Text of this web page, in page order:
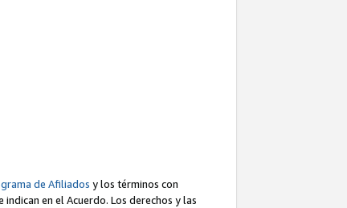
de Afiliados y los términos con
en el Acuerdo. Los derechos y las